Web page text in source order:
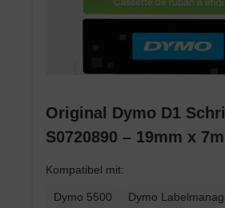
Original Dymo D1
S0720890 – 19mm x
Kompatibel mit:
Dymo 5500
Dymo